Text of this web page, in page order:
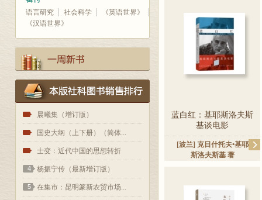
语言研究
社会科学
《英语世界》
《汉语世界》
1 晨曦集（增订版）
2 国史大纲（上下册）（简体...
3 士变：近代中国的思想转折
4 杨振宁传（最新增订版）
5 在集市：昆明篆新农贸市场...
蓝白红：基耶斯洛夫斯
基谈电影
[波兰] 克日什托夫•基耶
斯洛夫斯基著